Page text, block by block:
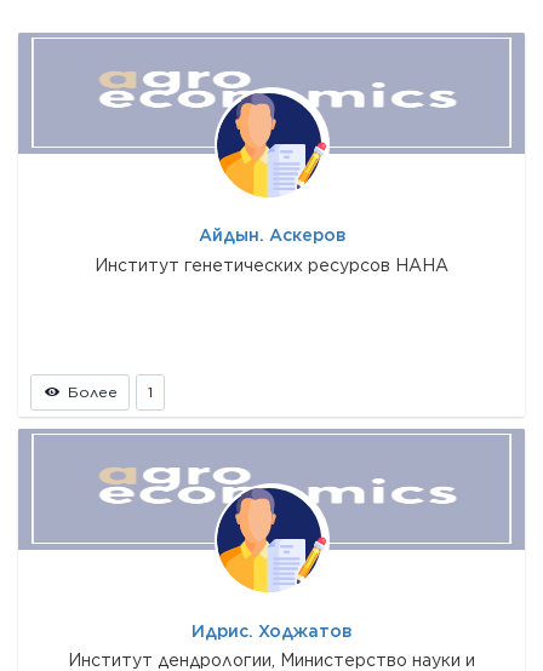
Айдын. Аскеров
Институт генетических ресурсов НАНА
Более 1
Идрис. Ходжатов
Институт дендрологии, Министерство науки и